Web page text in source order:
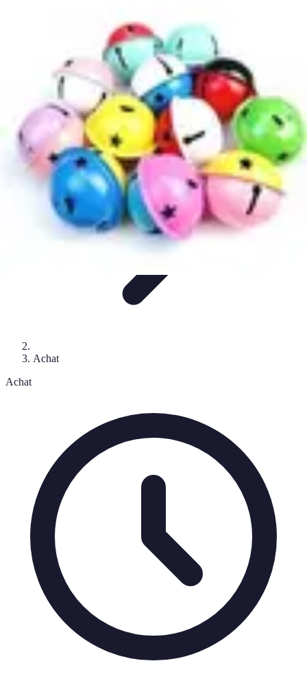
Saveurs et VariétésDécoration et
Chocolats BioRecettes et DIY
Chocolats de Pâques
Achat
Achat